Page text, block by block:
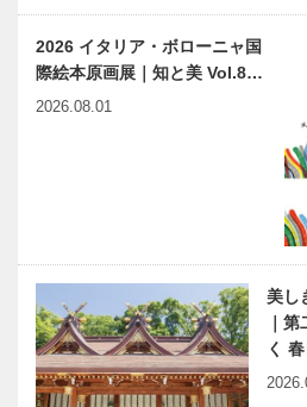
ビフテキのカ
ワムラで
〝本物〟の神
世界最大規模
のシーフード
レストラン
「レッドロブ
スター須磨海
2026 イタリア・ボローニャ国
際絵本原画展｜知と美 Vol.8…
2026.08.01
美し
｜
く